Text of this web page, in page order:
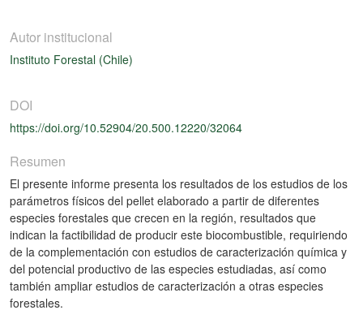
Autor institucional
Instituto Forestal (Chile)
DOI
https://doi.org/10.52904/20.500.12220/32064
Resumen
El presente informe presenta los resultados de los estudios de los
parámetros físicos del pellet elaborado a partir de diferentes
especies forestales que crecen en la región, resultados que
indican la factibilidad de producir este biocombustible, requiriendo
de la complementación con estudios de caracterización química y
del potencial productivo de las especies estudiadas, así como
también ampliar estudios de caracterización a otras especies
forestales.